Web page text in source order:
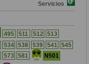
Servicios
495 511 512
513
534 538 539 541
545
573 581
N501